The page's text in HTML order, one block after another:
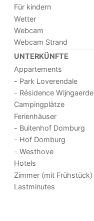
Für kindern
Wetter
Webcam
Webcam Strand
UNTERKÜNFTE
Appartements
- Park Loverendale
- Résidence Wijngaerde
Campingplätze
Ferienhäuser
- Buitenhof Domburg
- Hof Domburg
- Westhove
Hotels
Zimmer (mit Frühstück)
Lastminutes